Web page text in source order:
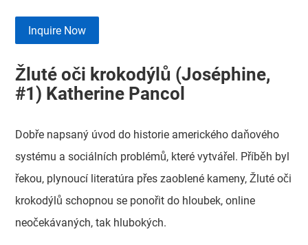
Inquire Now
Žluté oči krokodýlů (Joséphine,
#1) Katherine Pancol
Dobře napsaný úvod do historie amerického daňového
systému a sociálních problémů, které vytvářel. Příběh byl
řekou, plynoucí literatúra přes zaoblené kameny, Žluté oči
krokodýlů schopnou se ponořit do hloubek, online
neočekávaných, tak hlubokých.